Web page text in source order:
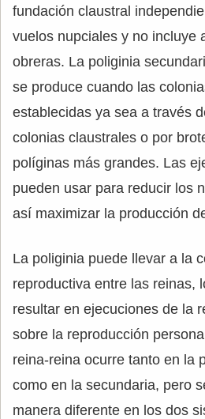
fundación claustral
vuelos nupciales y no incluye
obreras. La poliginia
se produce cuando las
establecidas ya sea a través
colonias claustrales o por
políginas más grandes. Las
pueden usar para reducir los
así maximizar la producción
La poliginia puede llevar a la
reproductiva entre las reinas,
resultar en ejecuciones de la
sobre la reproducción
reina-reina ocurre tanto en la
como en la secundaria, pero
manera diferente en los dos